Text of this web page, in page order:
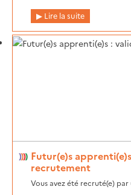
Lire la suite
Futur(e)s
recrutement
Vous avez été recruté(e) par